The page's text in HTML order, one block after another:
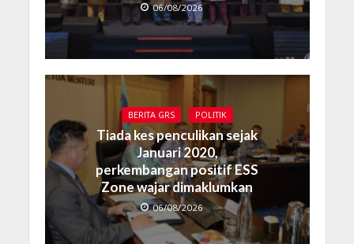
06/08/2026
BERITA GRS POLITIK
Tiada kes penculikan sejak
Januari 2020,
perkembangan positif ESS
Zone wajar dimaklumkan
06/08/2026